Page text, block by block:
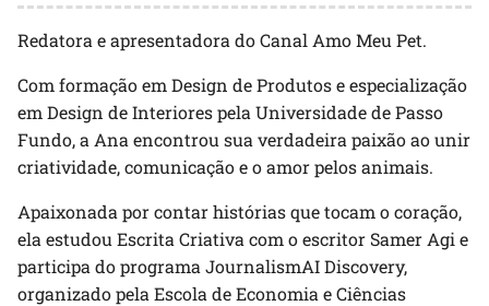
Redatora e apresentadora do Canal Amo Meu Pet.
Com formação em Design de Produtos e especialização
em Design de Interiores pela Universidade de Passo
Fundo, a Ana encontrou sua verdadeira paixão ao unir
criatividade, comunicação e o amor pelos animais.
Apaixonada por contar histórias que tocam o coração,
ela estudou Escrita Criativa com o escritor Samer Agi e
participa do programa JournalismAI Discovery,
organizado pela Escola de Economia e Ciências